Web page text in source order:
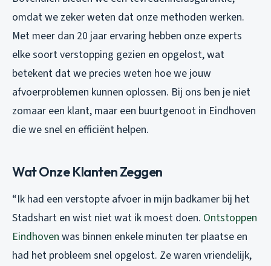
omdat we zeker weten dat onze methoden werken.
Met meer dan 20 jaar ervaring hebben onze experts
elke soort verstopping gezien en opgelost, wat
betekent dat we precies weten hoe we jouw
afvoerproblemen kunnen oplossen. Bij ons ben je niet
zomaar een klant, maar een buurtgenoot in Eindhoven
die we snel en efficiënt helpen.
Wat Onze Klanten Zeggen
“Ik had een verstopte afvoer in mijn badkamer bij het
Stadshart en wist niet wat ik moest doen. Ontstoppen
Eindhoven was binnen enkele minuten ter plaatse en
had het probleem snel opgelost. Ze waren vriendelijk,